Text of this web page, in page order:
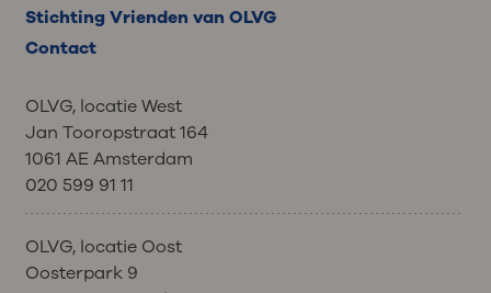
Stichting Vrienden van OLVG
Contact
OLVG, locatie West
Jan Tooropstraat 164
1061 AE Amsterdam
020 599 91 11
OLVG, locatie Oost
Oosterpark 9